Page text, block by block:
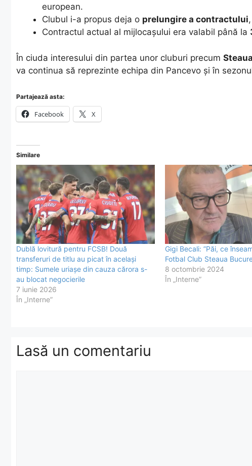
european.
​Clubul i-a propus deja o prelungire a contractului
​Contractul actual al mijlocașului era valabil până la
​În ciuda interesului din partea unor cluburi precum
va continua să reprezinte echipa din Pancevo și în
Partajează asta:
Facebook X
Similare
Dublă lovitură pentru FCSB! Două
transferuri de titlu au picat în același
timp: Sumele uriașe din cauza cărora s-
au blocat negocierile
7 iunie 2026
În „Interne”
Gigi Becali: ”Păi, ce
Fotbal Club Steaua
8 octombrie 2024
În „Interne”
Lasă un comentariu